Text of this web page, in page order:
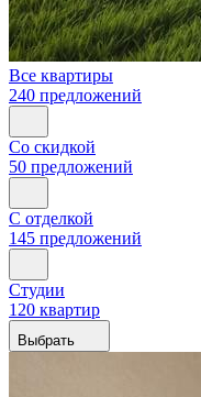
Все квартиры
240 предложений
Со скидкой
50 предложений
С отделкой
145 предложений
Студии
120 квартир
Выбрать